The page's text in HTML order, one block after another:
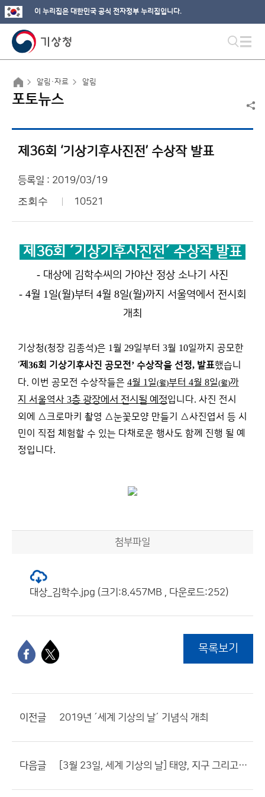
이 누리집은 대한민국 공식 전자정부 누리집입니다.
알림·자료 알림
포토뉴스
제36회 ‘기상기후사진전’ 수상작 발표
등록일 : 2019/03/19
조회수 10521
제36회 ´기상기후사진전´ 수상작 발표
- 대상에 김학수씨의 가야산 정상 소나기 사진
- 4월 1일(월)부터 4월 8일(월)까지 서울역에서 전시회
개최
기상청(청장 김종석)은 1월 29일부터 3월 10일까지 공모한
‘제 36회 기상기후사진 공모전’ 수상작을 선정, 발표했습니
다. 이번 공모전 수상작들은 4월 1 일(월)부터 4월 8일(월)까
지 서울역사 3층 광장에서 전시될 예정입니다. 사진 전시
외에 △크로마키 촬영 △눈꽃모양 만들기 △사진엽서 등 시
민이 직접 체험할 수 있는 다채로운 행사도 함께 진행 될 예
정입니다.
첨부파일
대상_김학수.jpg (크기:8.457MB , 다운로드:252)
목록보기
이전글 2019년 ´세계 기상의 날´ 기념식 개최
다음글 [3월 23일, 세계 기상의 날] 태양, 지구 그리고 날씨를 말하다